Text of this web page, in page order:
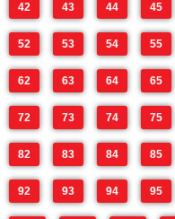
42 43 44 45
52 53 54 55
62 63 64 65
72 73 74 75
82 83 84 85
92 93 94 95